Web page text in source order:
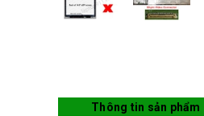
Thông tin sản phẩm